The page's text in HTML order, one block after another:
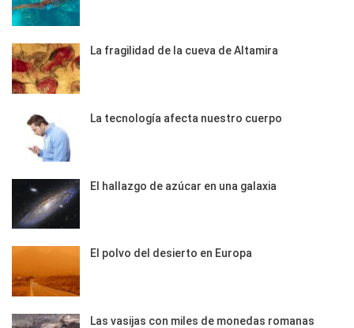
La fragilidad de la cueva de Altamira
La tecnología afecta nuestro cuerpo
El hallazgo de azúcar en una galaxia
El polvo del desierto en Europa
Las vasijas con miles de monedas romanas